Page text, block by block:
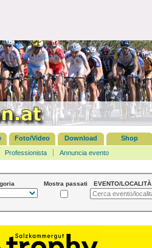
Foto/Video Download Shop
Professionista Annuncia evento
Mostra passati EVENTO/LOCALITÀ